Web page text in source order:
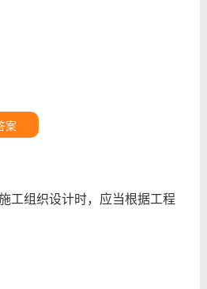
案
工组织设计时，应当根据工程